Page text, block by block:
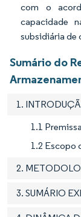
com o
capacidade
subsidiária de
Sumário do
1.
1.1
1.2 Escopo
2.
3. SUMÁRIO